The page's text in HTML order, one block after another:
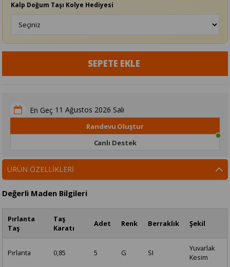
Kalp Doğum Taşı Kolye Hediyesi
En Geç 11 Ağustos 2026 Salı
Randevu Oluştur
Canlı Destek
ÜRÜN ÖZELLIKLERI
Değerli Maden Bilgileri
Pırlanta
Taş
Taş
Karatı
Adet Renk Berraklık Şekil
Pırlanta 0,85 5 G SI
Yuvarlak
Kesim